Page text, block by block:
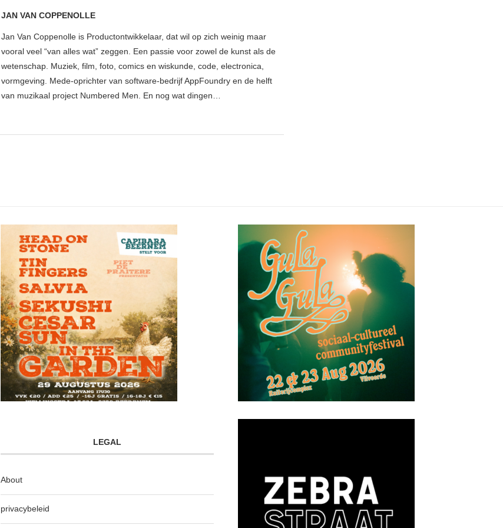
JAN VAN COPPENOLLE
Jan Van Coppenolle is Productontwikkelaar, dat wil op zich weinig maar
vooral veel “van alles wat” zeggen. Een passie voor zowel de kunst als de
wetenschap. Muziek, film, foto, comics en wiskunde, code, electronica,
vormgeving. Mede-oprichter van software-bedrijf AppFoundry en de helft
van muzikaal project Numbered Men. En nog wat dingen…
LEGAL
About
privacybeleid